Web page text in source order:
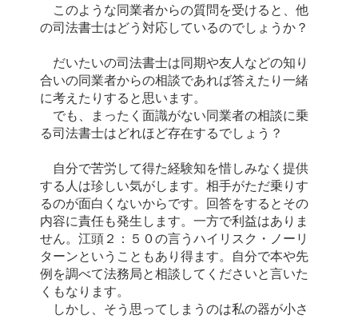
このような同業者からの質問を受けると、他
の司法書士はどう対応しているのでしょうか？
だいたいの司法書士は同期や友人などの知り
合いの同業者からの相談であれば答えたり一緒
に考えたりすると思います。
でも、まったく面識がない同業者の相談に乗
る司法書士はどれほど存在するでしょう？
自分で苦労して得た経験知を惜しみなく提供
する人は珍しい気がします。相手がただ乗りす
るのが面白くないからです。回答をするとその
内容に責任も発生します。一方で利益はありま
せん。江頭２：５０の言うハイリスク・ノーリ
ターンということもあり得ます。自分で本や先
例を調べて法務局と相談してくださいと言いた
くもなります。
しかし、そう思ってしまうのは私の器が小さ